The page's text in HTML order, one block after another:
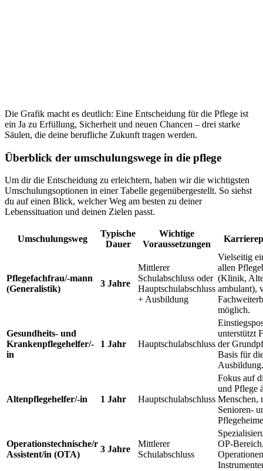
Die Grafik macht es deutlich: Eine Entscheidung für die Pflege ist
ein Ja zu Erfüllung, Sicherheit und neuen Chancen – drei starke
Säulen, die deine berufliche Zukunft tragen werden.
Überblick der umschulungswege in die pflege
Um dir die Entscheidung zu erleichtern, haben wir die wichtigsten
Umschulungsoptionen in einer Tabelle gegenübergestellt. So siehst
du auf einen Blick, welcher Weg am besten zu deiner
Lebenssituation und deinen Zielen passt.
Umschulungsweg
Typische
Dauer
Wichtige
Voraussetzungen
Pflegefachfrau/-mann
(Generalistik)
3 Jahre
Mittlerer
Schulabschluss oder
Hauptschulabschluss
+ Ausbildung
Vielseitig
allen
(Klinik,
ambulant),
möglich.
Gesundheits- und
Krankenpflegehelfer/-
in
1 Jahr Hauptschulabschluss
unterstützt
der
Basis für
Ausbildung.
Altenpflegehelfer/-in 1 Jahr Hauptschulabschluss
Fokus auf
und Pflege
Menschen,
Senioren-
Operationstechnische/r
Assistent/in (OTA)
3 Jahre
Mittlerer
Schulabschluss
OP-